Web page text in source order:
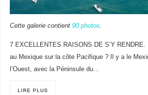
Cette galerie contient 90 photos.
7 EXCELLENTES RAISONS DE S’Y
au Mexique sur la côte Pacifique ? Il y a le
l’Ouest, avec la Péninsule du…
LIRE PLUS